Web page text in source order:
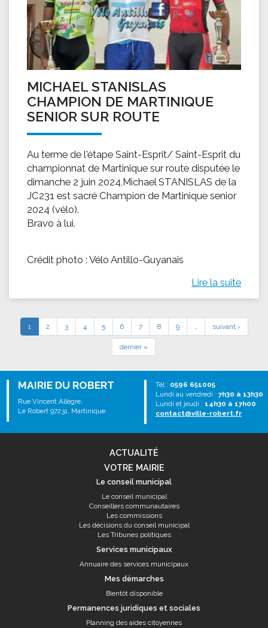
MICHAEL STANISLAS
CHAMPION DE MARTINIQUE
SENIOR SUR ROUTE
Au terme de l'étape Saint-Esprit/ Saint-Esprit du
championnat de Martinique sur route disputée le
dimanche 2 juin 2024,Michael STANISLAS de la
JC231 est sacré Champion de Martinique senior
2024 (vélo).
Bravo à lui.
Crédit photo : Vélo Antillo-Guyanais
Lire la suite
1 2 3 4 5 6 7 8 9 … suivant ›
dernier »
MAIRIE DU ROBERT
Rue Vincent Allègre,
Le Robert 97231, Martinique
Tél : 0596 651005
Lundi au vendredi : 7h30 à 13h30
Lundi et jeudi : 14h30 à 17h00
contact@ville-robert.fr
ACTUALITÉ
VOTRE MAIRIE
Le conseil municipal
Le conseil municipal
Conseillers communautaires
Les commissions
Les décisions du conseil municipal
Les Tribunes politiques
Services municipaux
Annuaire des services municipaux
Mes démarches
Bientôt disponible
Permanences juridiques et sociales
Planning des aides citoyennes